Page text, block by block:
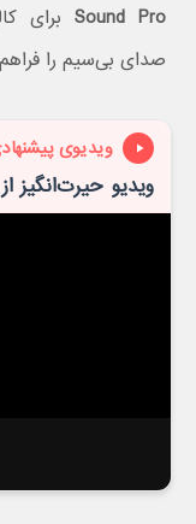
Sound Pro برای
صدای بی‌سیم را
ویدیوی
ویدیو حیرت‌انگیز